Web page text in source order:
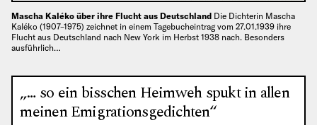
Mascha Kaléko über ihre Flucht aus Deutschland Die Dichterin Mascha
Kaléko (1907–1975) zeichnet in einem Tagebucheintrag vom 27.01.1939 ihre
Flucht aus Deutschland nach New York im Herbst 1938 nach. Besonders
ausführlich…
„… so ein bisschen Heimweh spukt in allen
meinen Emigrationsgedichten“